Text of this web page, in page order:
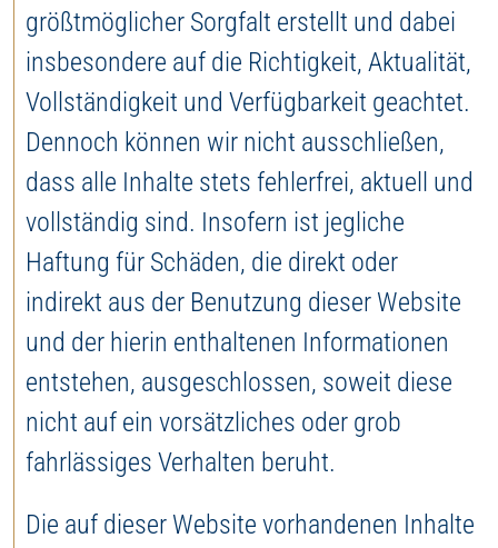
größtmöglicher Sorgfalt erstellt und dabei
insbesondere auf die Richtigkeit, Aktualität,
Vollständigkeit und Verfügbarkeit geachtet.
Dennoch können wir nicht ausschließen,
dass alle Inhalte stets fehlerfrei, aktuell und
vollständig sind. Insofern ist jegliche
Haftung für Schäden, die direkt oder
indirekt aus der Benutzung dieser Website
und der hierin enthaltenen Informationen
entstehen, ausgeschlossen, soweit diese
nicht auf ein vorsätzliches oder grob
fahrlässiges Verhalten beruht.
Die auf dieser Website vorhandenen Inhalte